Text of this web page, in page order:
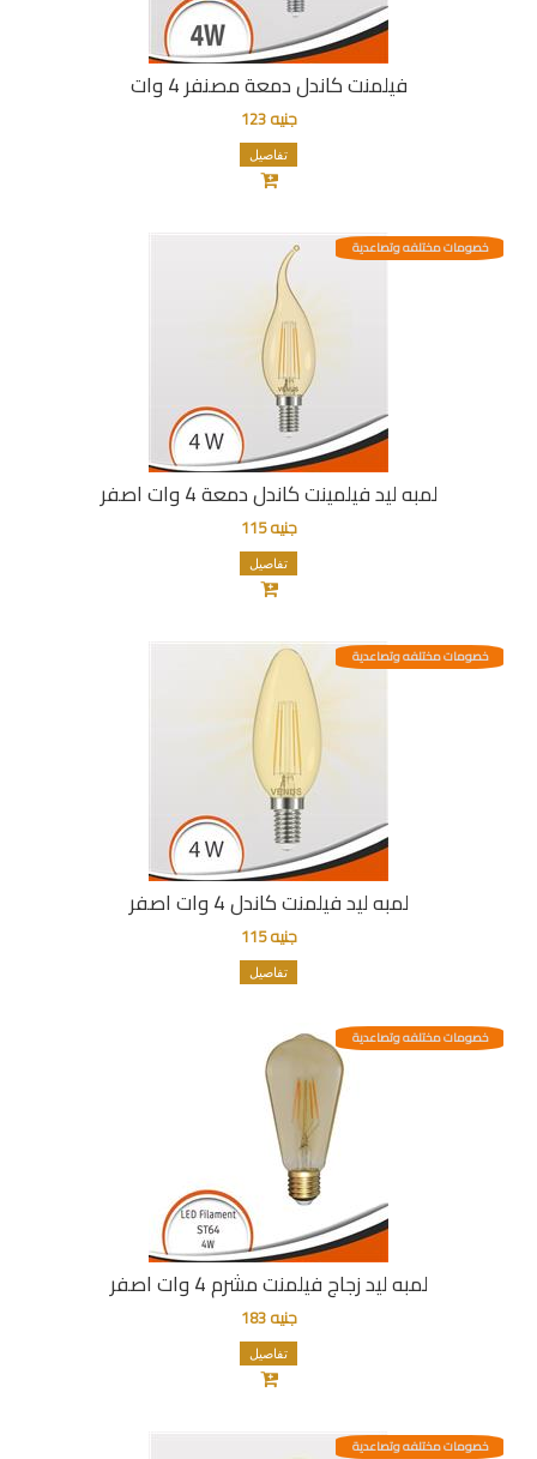
فيلمنت كاندل دمعة مصنفر 4 وات
جنيه 123
تفاصيل
لمبه ليد فيلمينت كاندل دمعة 4 وات اصفر
خصومات مختلفه وتصاعدية
جنيه 115
تفاصيل
لمبه ليد فيلمنت كاندل 4 وات اصفر
خصومات مختلفه وتصاعدية
جنيه 115
تفاصيل
لمبه ليد زجاج فيلمنت مشرم 4 وات اصفر
خصومات مختلفه وتصاعدية
جنيه 183
تفاصيل
خصومات مختلفه وتصاعدية